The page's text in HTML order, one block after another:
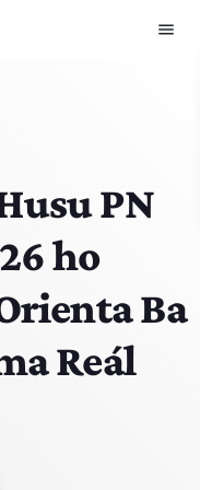
menu
PN
ho
Ba
Reál